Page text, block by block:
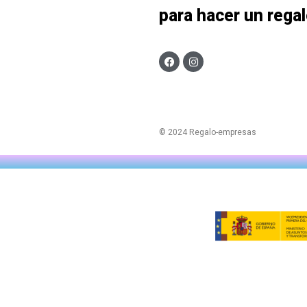
para hacer un
© 2024 Regalo-empresas